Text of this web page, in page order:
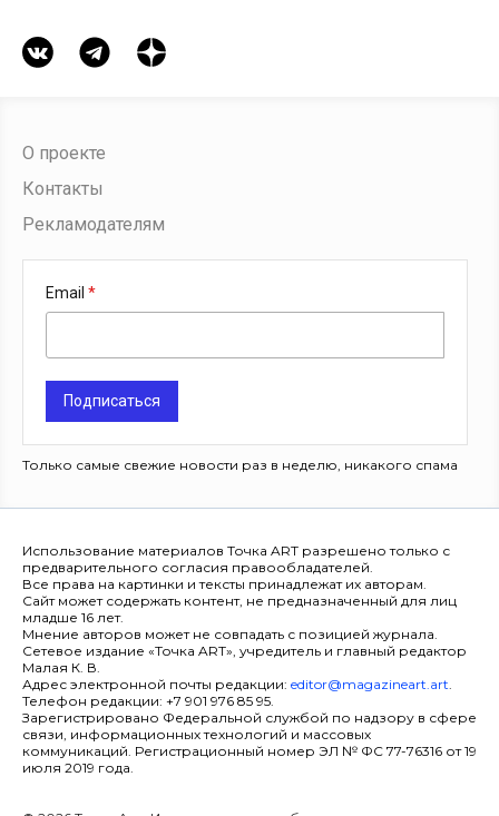
О проекте
Контакты
Рекламодателям
Email
Подписаться
Только самые свежие новости раз в неделю, никакого спама
Использование материалов Точка ART разрешено только с
предварительного согласия правообладателей.
Все права на картинки и тексты принадлежат их авторам.
Сайт может содержать контент, не предназначенный для лиц
младше 16 лет.
Мнение авторов может не совпадать с позицией журнала.
Сетевое издание «Точка ART», учредитель и главный редактор
Малая К. В.
Адрес электронной почты редакции: editor@magazineart.art.
Телефон редакции: +7 901 976 85 95.
Зарегистрировано Федеральной службой по надзору в сфере
связи, информационных технологий и массовых
коммуникаций. Регистрационный номер ЭЛ № ФС 77-76316 от 19
июля 2019 года.